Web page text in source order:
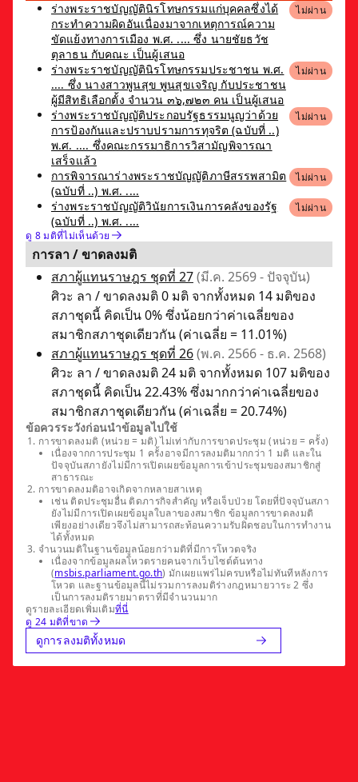
ร่างพระราชบัญญัตินิรโทษกรรมแก่บุคคลซึ่งได้
กระทำความผิดอันเนื่องมาจากเหตุการณ์ความ
ขัดแย้งทางการเมือง พ.ศ. .... ซึ่ง นายชัยธวัช
ตุลาธน กับคณะ เป็นผู้เสนอ
ไม่ผ่าน
ร่างพระราชบัญญัตินิรโทษกรรมประชาชน พ.ศ.
.... ซึ่ง นางสาวพูนสุข พูนสุขเจริญ กับประชาชน
ผู้มีสิทธิเลือกตั้ง จำนวน ๓๖,๗๒๓ คน เป็นผู้เสนอ
ไม่ผ่าน
ร่างพระราชบัญญัติประกอบรัฐธรรมนูญว่าด้วย
การป้องกันและปราบปรามการทุจริต (ฉบับที่ ..)
พ.ศ. .... ซึ่งคณะกรรมาธิการวิสามัญพิจารณา
เสร็จแล้ว
ไม่ผ่าน
การพิจารณาร่างพระราชบัญญัติภาษีสรรพสามิต
(ฉบับที่ ..) พ.ศ. ....
ไม่ผ่าน
ร่างพระราชบัญญัติวินัยการเงินการคลังของรัฐ
(ฉบับที่ ..) พ.ศ. ....
ไม่ผ่าน
ดู 8 มติที่ไม่เห็นด้วย
การลา / ขาดลงมติ
สภาผู้แทนราษฎร ชุดที่ 27(มี.ค. 2569 - ปัจจุบัน)
ศิวะ ลา / ขาดลงมติ 0 มติ จากทั้งหมด 14 มติของ
สภาชุดนี้ คิดเป็น 0% ซึ่งน้อยกว่าค่าเฉลี่ยของ
สมาชิกสภาชุดเดียวกัน (ค่าเฉลี่ย = 11.01%)
สภาผู้แทนราษฎร ชุดที่ 26(พ.ค. 2566 - ธ.ค. 2568)
ศิวะ ลา / ขาดลงมติ 24 มติ จากทั้งหมด 107 มติของ
สภาชุดนี้ คิดเป็น 22.43% ซึ่งมากกว่าค่าเฉลี่ยของ
สมาชิกสภาชุดเดียวกัน (ค่าเฉลี่ย = 20.74%)
ข้อควรระวังก่อนนำข้อมูลไปใช้
การขาดลงมติ (หน่วย = มติ) ไม่เท่ากับการขาดประชุม (หน่วย = ครั้ง)
เนื่องจากการประชุม 1 ครั้งอาจมีการลงมติมากกว่า 1 มติ และใน
ปัจจุบันสภายังไม่มีการเปิดเผยข้อมูลการเข้าประชุมของสมาชิกสู่
สาธารณะ
การขาดลงมติอาจเกิดจากหลายสาเหตุ
เช่น ติดประชุมอื่น ติดภารกิจสำคัญ หรือเจ็บป่วย โดยที่ปัจจุบันสภา
ยังไม่มีการเปิดเผยข้อมูลใบลาของสมาชิก ข้อมูลการขาดลงมติ
เพียงอย่างเดียวจึงไม่สามารถสะท้อนความรับผิดชอบในการทำงาน
ได้ทั้งหมด
จำนวนมติในฐานข้อมูลน้อยกว่ามติที่มีการโหวตจริง
เนื่องจากข้อมูลผลโหวตรายคนจากเว็บไซต์ต้นทาง
(msbis.parliament.go.th) มักเผยแพร่ไม่ครบหรือไม่ทันทีหลังการ
โหวต และฐานข้อมูลนี้ไม่รวมการลงมติร่างกฎหมายวาระ 2 ซึ่ง
เป็นการลงมติรายมาตราที่มีจำนวนมาก
ดูรายละเอียดเพิ่มเติมที่นี่
ดู 24 มติที่ขาด
ดูการลงมติทั้งหมด